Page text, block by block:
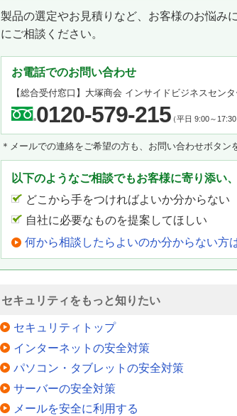
製品の選定やお見積りなど、お客様のお悩み
にご相談ください。
お電話でのお問い合わせ
【総合受付窓口】 大塚商会 インサイドビジネスセンタ
0120-579-215（平日 9:00～17:30
＊メールでの連絡をご希望の方も、お問い合わせボタン
以下のようなご相談でもお客様に寄り添い
どこから手をつければよいか分からない
自社に必要なものを提案してほしい
何から相談したらよいのか分からない方
セキュリティをもっと知りたい
セキュリティトップ
インターネットの安全対策
パソコン・タブレットの安全対策
サーバーの安全対策
メールを安全に利用する